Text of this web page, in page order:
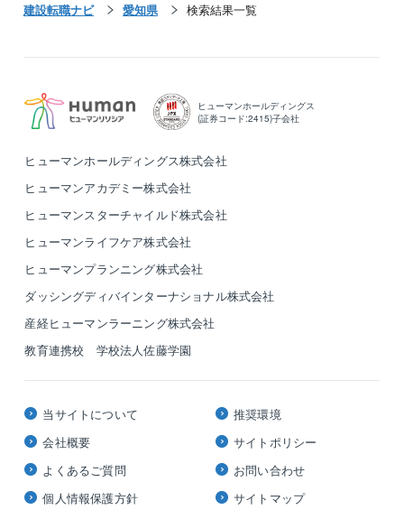
oTや省人化に取り組んでいく必要があります。
わることもでき、
す。
■2024年には4週8閉所を実現すべく、積極的に残業時
間の削減に取り組んでおります。
た業務を外注に委託したり、拠点によっては各種書類
作成を事務員が代行するなど、業務負荷の軽減するた
めの様々な取り組みを行っています。
り、コンプライアンスに対する意識は非常に高い経営
を行っている為、現場でも残業時間に関しては課題感
を持ちながら運営ができています。
■人（Human）と技術（Tech）を大切にする同社は、
ーションを提供しています。エンジニアリング会社の
機能と建設会社の機能を併せ持った企業だからこそ成
長できるフィールドがあります。
建設転職ナビ 愛知県 検索結果一覧
ヒューマンホールディングス
(証券コード:2415)子会社
ヒューマンホールディングス株式会社
ヒューマンアカデミー株式会社
ヒューマンスターチャイルド株式会社
ヒューマンライフケア株式会社
ヒューマンプランニング株式会社
ダッシングディバインターナショナル株式会社
産経ヒューマンラーニング株式会社
教育連携校 学校法人佐藤学園
当サイトについて
会社概要
よくあるご質問
個人情報保護方針
推奨環境
サイトポリシー
お問い合わせ
サイトマップ